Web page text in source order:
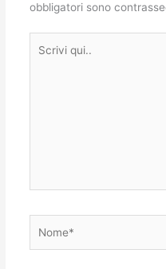
obbligatori sono
qui..